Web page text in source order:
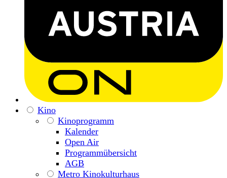
Kino
Kinoprogramm
Kalender
Open Air
Programmübersicht
AGB
Metro Kinokulturhaus